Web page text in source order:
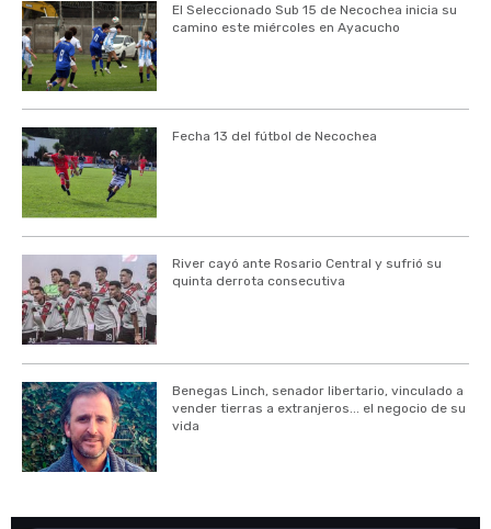
El Seleccionado Sub 15 de Necochea inicia su
camino este miércoles en Ayacucho
Fecha 13 del fútbol de Necochea
River cayó ante Rosario Central y sufrió su
quinta derrota consecutiva
Benegas Linch, senador libertario, vinculado a
vender tierras a extranjeros... el negocio de su
vida